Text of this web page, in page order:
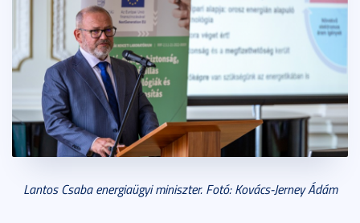
Lantos Csaba energiaügyi miniszter. Fotó: Kovács-Jerney Ádám